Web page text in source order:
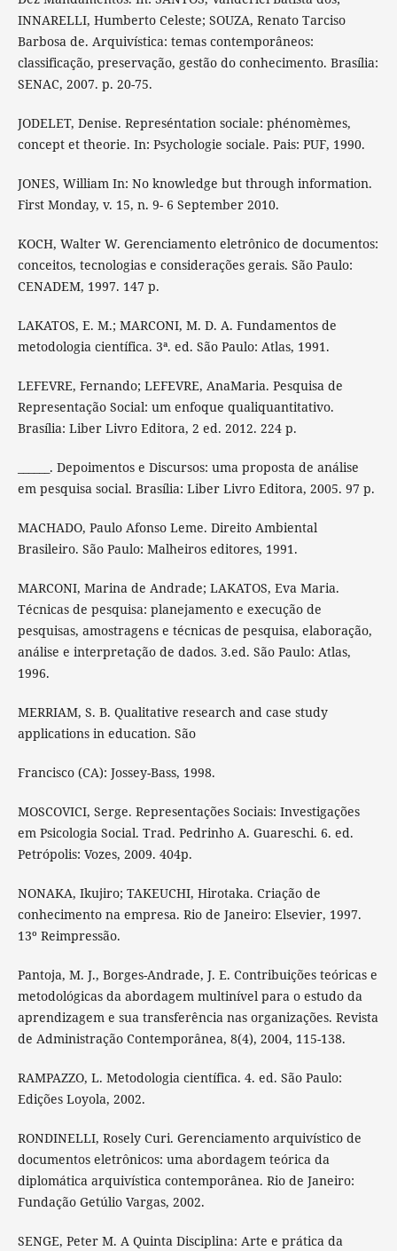
INNARELLI, Humberto Celeste; SOUZA, Renato Tarciso
Barbosa de. Arquivística: temas contemporâneos:
classificação, preservação, gestão do conhecimento. Brasília:
SENAC, 2007. p. 20-75.
JODELET, Denise. Represéntation sociale: phénomèmes,
concept et theorie. In: Psychologie sociale. Pais: PUF, 1990.
JONES, William In: No knowledge but through information.
First Monday, v. 15, n. 9- 6 September 2010.
KOCH, Walter W. Gerenciamento eletrônico de documentos:
conceitos, tecnologias e considerações gerais. São Paulo:
CENADEM, 1997. 147 p.
LAKATOS, E. M.; MARCONI, M. D. A. Fundamentos de
metodologia científica. 3ª. ed. São Paulo: Atlas, 1991.
LEFEVRE, Fernando; LEFEVRE, AnaMaria. Pesquisa de
Representação Social: um enfoque qualiquantitativo.
Brasília: Liber Livro Editora, 2 ed. 2012. 224 p.
______. Depoimentos e Discursos: uma proposta de análise
em pesquisa social. Brasília: Liber Livro Editora, 2005. 97 p.
MACHADO, Paulo Afonso Leme. Direito Ambiental
Brasileiro. São Paulo: Malheiros editores, 1991.
MARCONI, Marina de Andrade; LAKATOS, Eva Maria.
Técnicas de pesquisa: planejamento e execução de
pesquisas, amostragens e técnicas de pesquisa, elaboração,
análise e interpretação de dados. 3.ed. São Paulo: Atlas,
1996.
MERRIAM, S. B. Qualitative research and case study
applications in education. São
Francisco (CA): Jossey-Bass, 1998.
MOSCOVICI, Serge. Representações Sociais: Investigações
em Psicologia Social. Trad. Pedrinho A. Guareschi. 6. ed.
Petrópolis: Vozes, 2009. 404p.
NONAKA, Ikujiro; TAKEUCHI, Hirotaka. Criação de
conhecimento na empresa. Rio de Janeiro: Elsevier, 1997.
13º Reimpressão.
Pantoja, M. J., Borges-Andrade, J. E. Contribuições teóricas e
metodológicas da abordagem multinível para o estudo da
aprendizagem e sua transferência nas organizações. Revista
de Administração Contemporânea, 8(4), 2004, 115-138.
RAMPAZZO, L. Metodologia científica. 4. ed. São Paulo:
Edições Loyola, 2002.
RONDINELLI, Rosely Curi. Gerenciamento arquivístico de
documentos eletrônicos: uma abordagem teórica da
diplomática arquivística contemporânea. Rio de Janeiro:
Fundação Getúlio Vargas, 2002.
SENGE, Peter M. A Quinta Disciplina: Arte e prática da